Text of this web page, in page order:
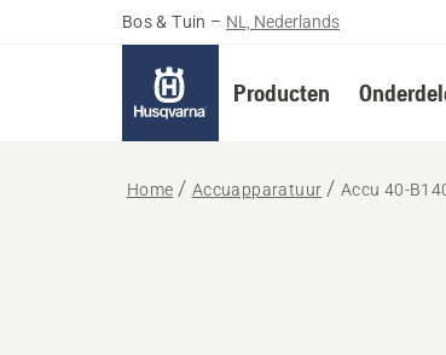
Bos & Tuin – NL, Nederlands
Producten
Home Accuapparatuur Accu 40-